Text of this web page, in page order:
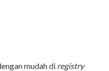
mudah di registry